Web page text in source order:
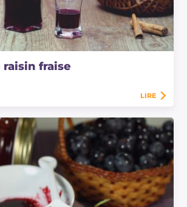
fraise
LIRE